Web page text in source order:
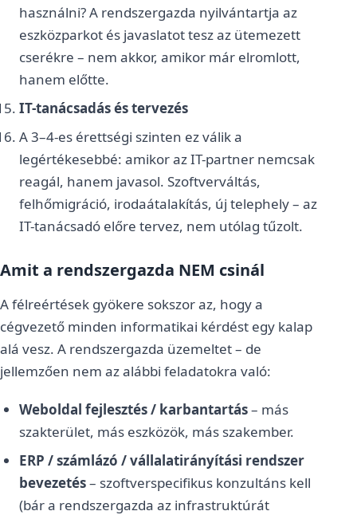
használni? A rendszergazda nyilvántartja az
eszközparkot és javaslatot tesz az ütemezett
cserékre – nem akkor, amikor már elromlott,
hanem előtte.
IT-tanácsadás és tervezés
A 3–4-es érettségi szinten ez válik a
legértékesebbé: amikor az IT-partner nemcsak
reagál, hanem javasol. Szoftverváltás,
felhőmigráció, irodaátalakítás, új telephely – az
IT-tanácsadó előre tervez, nem utólag tűzolt.
Amit a rendszergazda NEM csinál
A félreértések gyökere sokszor az, hogy a
cégvezető minden informatikai kérdést egy kalap
alá vesz. A rendszergazda üzemeltet – de
jellemzően nem az alábbi feladatokra való:
Weboldal fejlesztés / karbantartás– más
szakterület, más eszközök, más szakember.
ERP / számlázó / vállalatirányítási rendszer
bevezetés– szoftverspecifikus konzultáns kell
(bár a rendszergazda az infrastruktúrát